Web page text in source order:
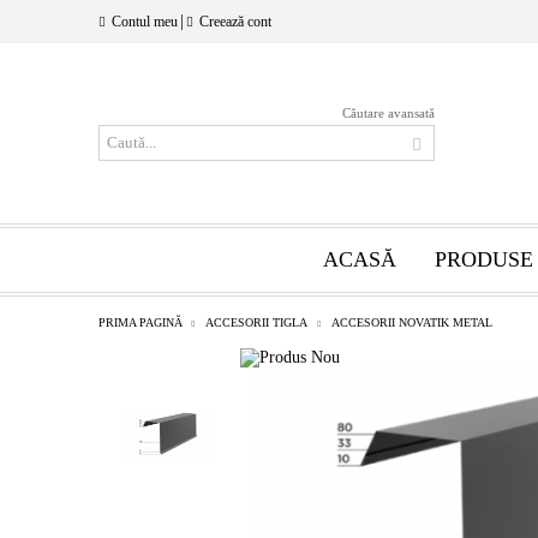
Contul meu Creează cont
Căutare avansată
ACASĂ PRODUSE
PRIMA PAGINĂ ACCESORII TIGLA ACCESORII NOVATIK METAL